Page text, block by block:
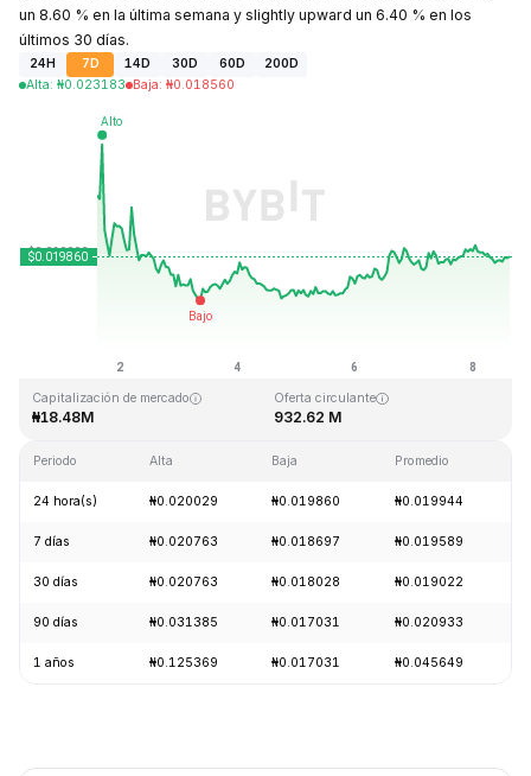
un 8.60 % en la última semana y slightly upward un 6.40 % en los
últimos 30 días.
24H 7D 14D 30D 60D
200D
Alta: ₦0.023183 Baja: ₦0.018560
Última actualización: 2026-08-08, 15:06 GMT+0
Capitalización de mercado
₦18.48M
Oferta circulante
932.62 M
Periodo Alta Baja Promedio
24 hora(s) ₦0.020029 ₦0.019860 ₦0.019944
7 días ₦0.020763 ₦0.018697 ₦0.019589
30 días ₦0.020763 ₦0.018028 ₦0.019022
90 días ₦0.031385 ₦0.017031 ₦0.020933
1 años ₦0.125369 ₦0.017031 ₦0.045649